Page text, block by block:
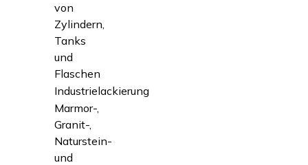
von
Zylindern,
Tanks
und
Flaschen
Industrielackierung
Marmor-,
Granit-,
Naturstein-
und